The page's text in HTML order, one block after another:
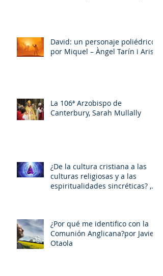
David: un personaje poliédrico,
por Miquel – Àngel Tarín i Arisó
La 106ª Arzobispo de
Canterbury, Sarah Mullally
¿De la cultura cristiana a las
culturas religiosas y a las
espiritualidades sincréticas? ,
¿Por qué me identifico con la
Comunión Anglicana?por Javier
Otaola